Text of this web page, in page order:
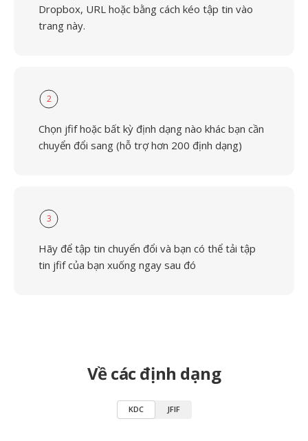
Dropbox, URL hoặc bằng cách kéo tập tin vào
trang này.
2
Chọn jfif hoặc bất kỳ định dạng nào khác bạn cần
chuyển đổi sang (hỗ trợ hơn 200 định dạng)
3
Hãy để tập tin chuyển đổi và bạn có thể tải tập
tin jfif của bạn xuống ngay sau đó
Về các định dạng
KDC JFIF